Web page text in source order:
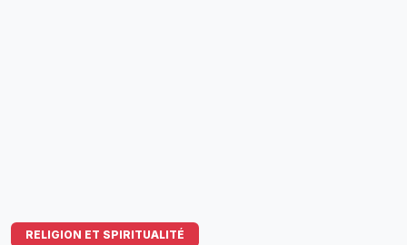
RELIGION ET SPIRITUALITÉ